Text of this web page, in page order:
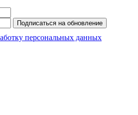
Подписаться на обновление
персональных данных